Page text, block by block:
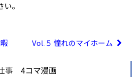
。
Vol.５ 憧れのマイホーム
事 4コマ漫画